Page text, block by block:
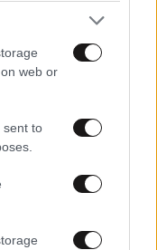
web or
sent to